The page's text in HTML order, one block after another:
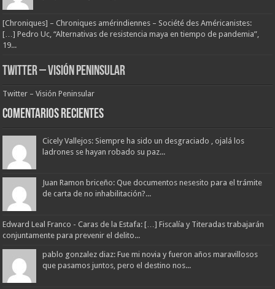
[Chroniques] – Chroniques amérindiennes – Société des Américanistes:
[…] Pedro Uc, “Alternativas de resistencia maya en tiempo de pandemia”,
19...
Twitter – Visión Peninsular
Twitter – Visión Peninsular
Comentarios Recientes
Cicely Vallejos: Siempre ha sido un desgraciado , ojalá los
ladrones se hayan robado su paz...
Juan Ramon briceño: Que documentos nesesito para el trámite
de carta de no inhabilitación?...
Edward Leal Franco - Caras de la Estafa: […] Fiscalía y Titeradas trabajarán
conjuntamente para prevenir el delito...
pablo gonzalez diaz: Fue mi novia y fueron años maravillosos
que pasamos juntos, pero el destino nos...